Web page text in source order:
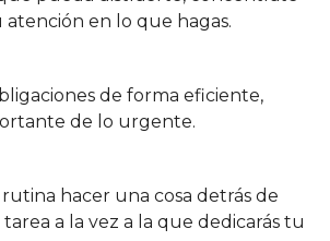
en lo que hagas.
de forma eficiente,
de lo urgente.
hacer una cosa detrás de
a la vez a la que dedicarás tu